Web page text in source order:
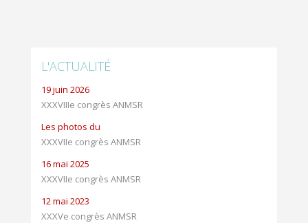
L'ACTUALITÉ
19 juin 2026
XXXVIIIe congrès ANMSR
Les photos du
XXXVIIe congrès ANMSR
16 mai 2025
XXXVIIe congrès ANMSR
12 mai 2023
XXXVe congrès ANMSR